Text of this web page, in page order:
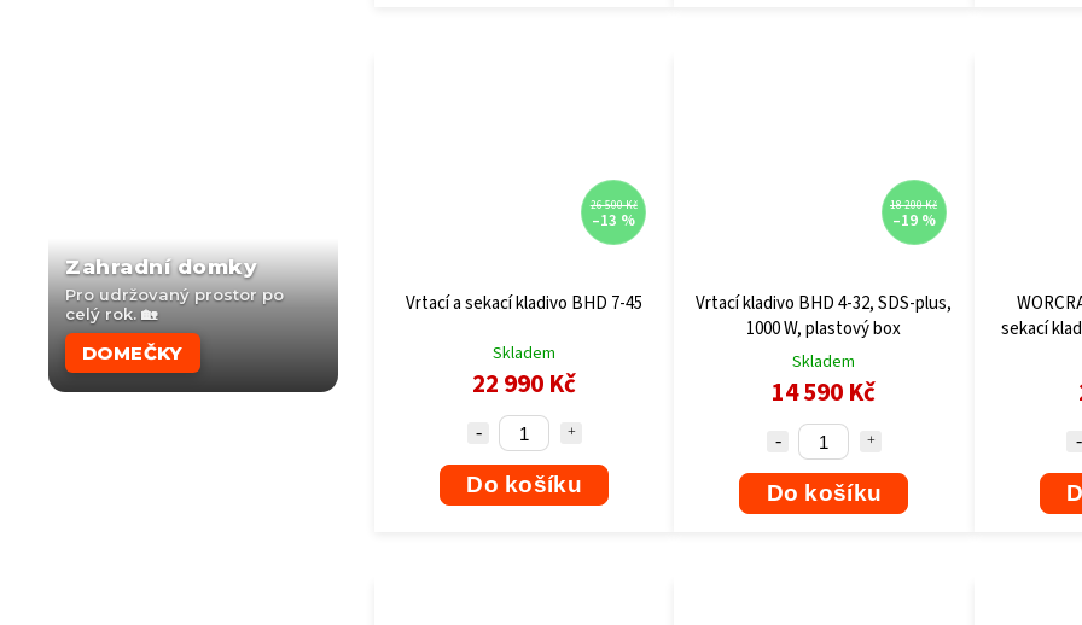
Zahradní domky
Pro udržovaný prostor po
celý rok. 🏡
DOMEČKY
26 500 Kč
–13 %
Vrtací a sekací kladivo BHD 7-45
Skladem
22 990 Kč
Do košíku
18 200 Kč
–19 %
Vrtací kladivo BHD 4-32, SDS-plus,
1000 W, plastový box
Skladem
14 590 Kč
Do košíku
sekací